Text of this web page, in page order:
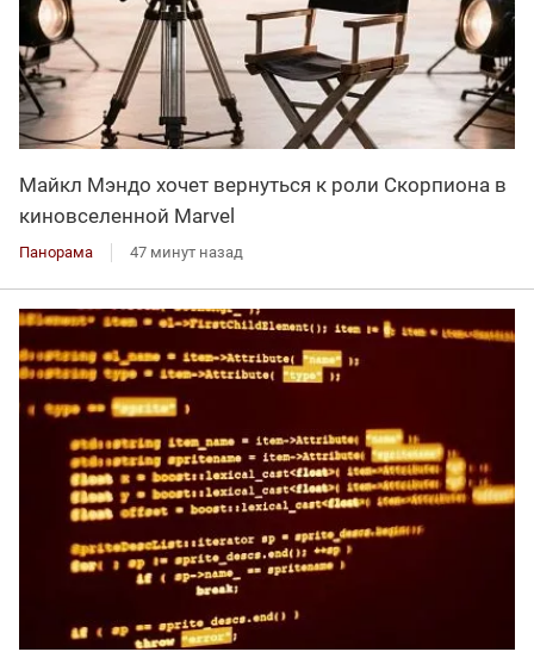
Майкл Мэндо хочет вернуться к роли Скорпиона в
киновселенной Marvel
Панорама 47 минут назад